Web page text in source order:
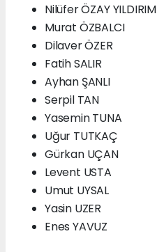
Nilüfer ÖZAY YILDIRIM
Murat ÖZBALCI
Dilaver ÖZER
Fatih SALIR
Ayhan ŞANLI
Serpil TAN
Yasemin TUNA
Uğur TUTKAÇ
Gürkan UÇAN
Levent USTA
Umut UYSAL
Yasin UZER
Enes YAVUZ